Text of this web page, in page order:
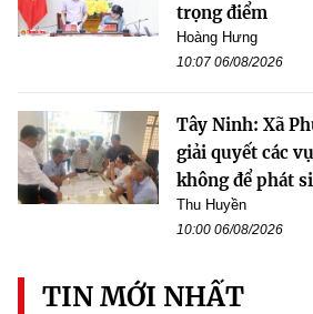
trọng điểm
Hoàng Hưng
10:07 06/08/2026
Tây Ninh: Xã
giải quyết các
không để phát
Thu Huyền
10:00 06/08/2026
TIN MỚI NHẤT